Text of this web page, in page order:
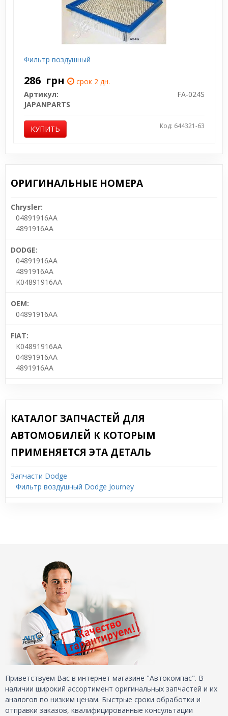
Фильтр воздушный
286 грн
срок 2 дн.
Артикул:
FA-024S
JAPANPARTS
КУПИТЬ Код: 644321-63
ОРИГИНАЛЬНЫЕ НОМЕРА
Chrysler:
04891916AA
4891916AA
DODGE:
04891916AA
4891916AA
K04891916AA
OEM:
04891916AA
FIAT:
K04891916AA
04891916AA
4891916AA
КАТАЛОГ ЗАПЧАСТЕЙ ДЛЯ
АВТОМОБИЛЕЙ К КОТОРЫМ
ПРИМЕНЯЕТСЯ ЭТА ДЕТАЛЬ
Запчасти Dodge
Фильтр воздушный Dodge Journey
Приветствуем Вас в интернет магазине "Автокомпас". В
наличии широкий ассортимент оригинальных запчастей и их
аналогов по низким ценам. Быстрые сроки обработки и
отправки заказов, квалифицированные консультации